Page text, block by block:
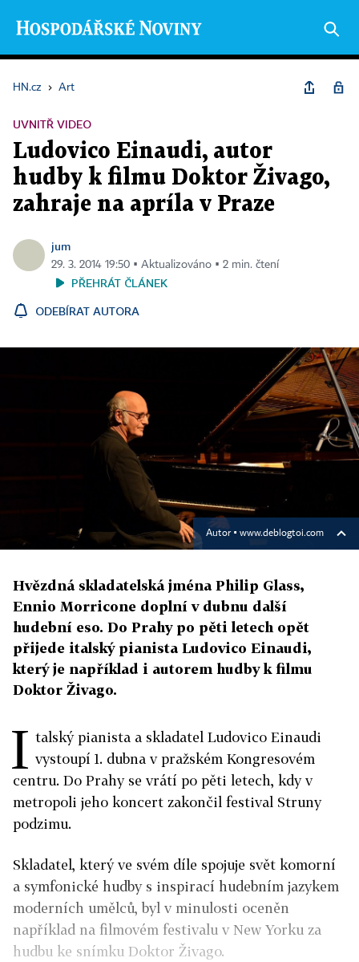
HN.cz › Art
UVNITŘ VIDEO
Ludovico Einaudi, autor
hudby k filmu Doktor Živago,
zahraje na apríla v Praze
jum
29. 3. 2014 19:50 ▪ Aktualizováno ▪ 2 min. čtení
PŘEHRÁT ČLÁNEK
ODEBÍRAT AUTORA
Autor ▪ www.deblogtoi.com
Hvězdná skladatelská jména Philip Glass,
Ennio Morricone doplní v dubnu další
hudební eso. Do Prahy po pěti letech opět
přijede italský pianista Ludovico Einaudi,
který je například i autorem hudby k filmu
Doktor Živago.
I talský pianista a skladatel Ludovico Einaudi
vystoupí 1. dubna v pražském Kongresovém
centru. Do Prahy se vrátí po pěti letech, kdy v
metropoli jeho koncert zakončil festival Struny
podzimu.
Skladatel, který ve svém díle spojuje svět komorní
a symfonické hudby s inspirací hudebním jazykem
moderních umělců, byl v minulosti oceněn
například na filmovém festivalu v New Yorku za
hudbu ke snímku Doktor Živago.